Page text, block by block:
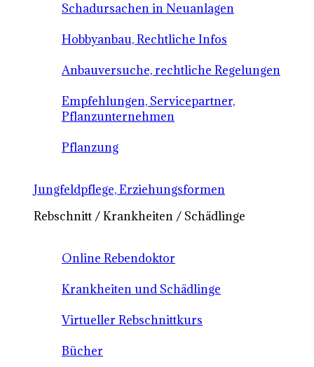
Schadursachen in Neuanlagen
Hobbyanbau, Rechtliche Infos
Anbauversuche, rechtliche Regelungen
Empfehlungen, Servicepartner,
Pflanzunternehmen
Pflanzung
Jungfeldpflege, Erziehungsformen
Rebschnitt / Krankheiten / Schädlinge
Online Rebendoktor
Krankheiten und Schädlinge
Virtueller Rebschnittkurs
Bücher